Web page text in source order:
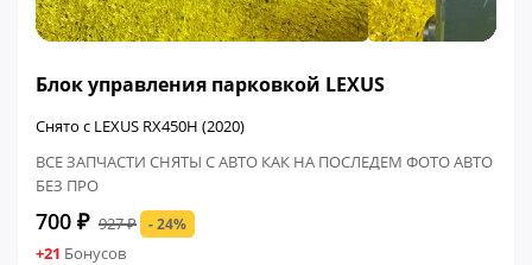
Блок управления парковкой LEXUS
Снято с LEXUS RX450H (2020)
ВСЕ ЗАПЧАСТИ СНЯТЫ С АВТО КАК НА ПОСЛЕДЕМ ФОТО АВТО
БЕЗ ПРО
700 ₽ 927 ₽ - 24%
+21 Бонусов